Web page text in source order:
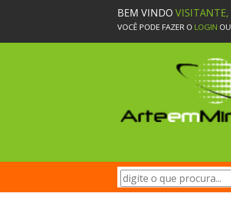
BEM VINDO VISITANTE,
VOCÊ PODE FAZER O LOGIN OU